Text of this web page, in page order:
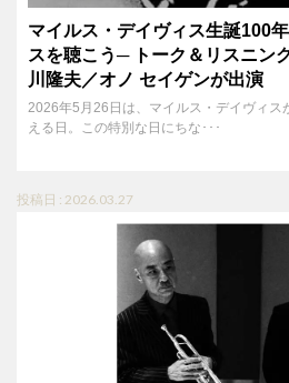
マイルス・デイヴィス生誕100
スを聴こう─ トーク＆リスニン
川隆夫／オノ セイゲンが出演
2026年5月26日は、マイルス・デイヴィス
える日。この特別な日にちな･･･
投稿日 : 2026.03.27